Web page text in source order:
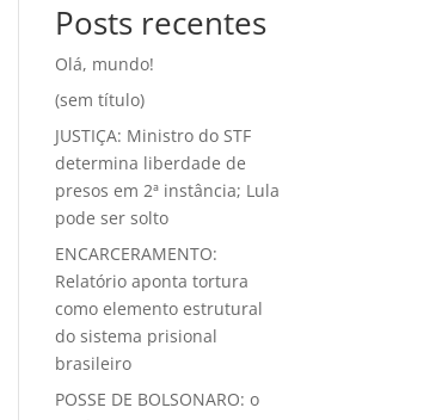
Posts recentes
Olá, mundo!
(sem título)
JUSTIÇA: Ministro do STF
determina liberdade de
presos em 2ª instância; Lula
pode ser solto
ENCARCERAMENTO:
Relatório aponta tortura
como elemento estrutural
do sistema prisional
brasileiro
POSSE DE BOLSONARO: o